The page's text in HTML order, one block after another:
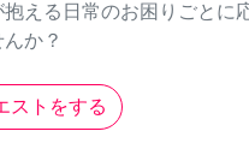
える日常のお困りごとに
か？
ストをする